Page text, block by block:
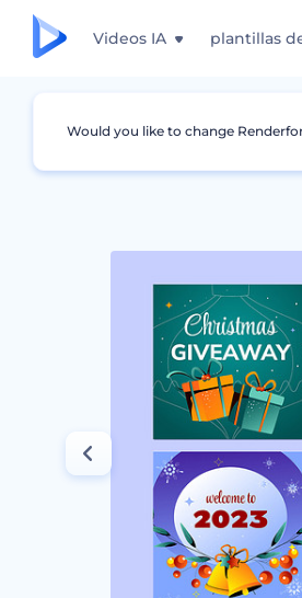
Videos IA plantillas
Gráficos Historia de
Would you like to change